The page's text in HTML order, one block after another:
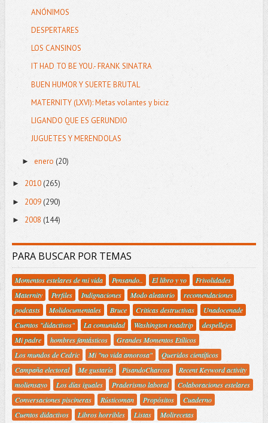
ANÓNIMOS
DESPERTARES
LOS CANSINOS
IT HAD TO BE YOU.- FRANK SINATRA
BUEN HUMOR Y SUERTE BRUTAL
MATERNITY (LXVI): Metas volantes y biciz
LIGANDO QUE ES GERUNDIO
JUGUETES Y MERENDOLAS
► enero (20)
► 2010(265)
► 2009 (290)
► 2008 (144)
PARA BUSCAR POR TEMAS
Momentos estelares de mi vida Pensando.. El libro y yo
Frivolidades
Maternity
Perfiles Indignaciones Modo aleatorio
recomendaciones
podcasts
Molidocumentales Bruce Criticas destructivas
Unadocenade
Cuentos "didactivos"
La comunidad Washington roadtrip
despellejes
Mi padre
hombres fantásticos
Grandes Momentos Etílicos
Los mundos de Cedric
Mi "no vida amorosa"
Queridos científicos
Campaña electoral
Me gustaría PisandoCharcos
Recent Keyword activity
moliensayo
Los días iguales Praderismo laboral
Colaboraciones estelares
Conversaciones piscineras
Rústicoman Propósitos
Cuaderno
Cuentos didactivos
Libros horribles Listas
Molirecetas